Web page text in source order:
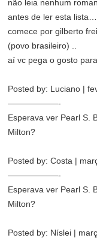
não leia nenhum
antes de ler esta lista…
comece por gilberto
(povo brasileiro) ..
aí vc pega o gosto
Posted by: Luciano |
——————-
Esperava ver Pearl S.
Milton?
Posted by: Costa |
——————-
Esperava ver Pearl S.
Milton?
Posted by: Níslei |